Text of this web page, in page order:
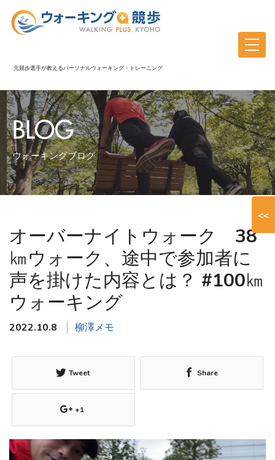
元競歩選手が教えるパーソナルウォーキング・トレーニング
BLOG
ウォーキングブログ
オーバーナイトウォーク 38
㎞ウォーク、途中で参加者に
声を掛けた内容とは？ #100㎞
ウォーキング
2022.10.8 柳澤メモ
Tweet Share
+1
<<